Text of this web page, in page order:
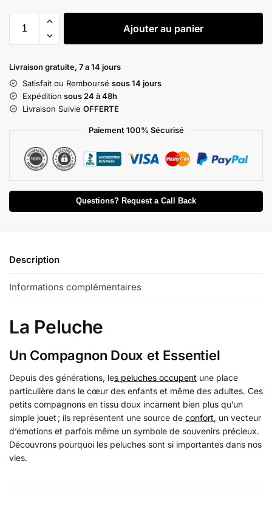
Ajouter au panier
Livraison gratuite, 7 a 14 jours
Satisfait ou Remboursé sous 14 jours
Expédition sous 24 à 48h
Livraison Suivie OFFERTE
Paiement 100% Sécurisé
Questions? Request a Call Back
Description
Informations complémentaires
La Peluche
Un Compagnon Doux et Essentiel
Depuis des générations, les peluches occupent une place
particulière dans le cœur des enfants et même des adultes. Ces
petits compagnons en tissu doux incarnent bien plus qu’un
simple jouet ; ils représentent une source de confort, un vecteur
d’émotions et parfois même un symbole de souvenirs précieux.
Découvrons pourquoi les peluches sont si importantes dans nos
vies.